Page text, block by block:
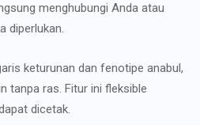
menghubungi Anda atau
diperlukan.
keturunan dan fenotipe anabul,
tanpa ras. Fitur ini fleksible
dicetak.